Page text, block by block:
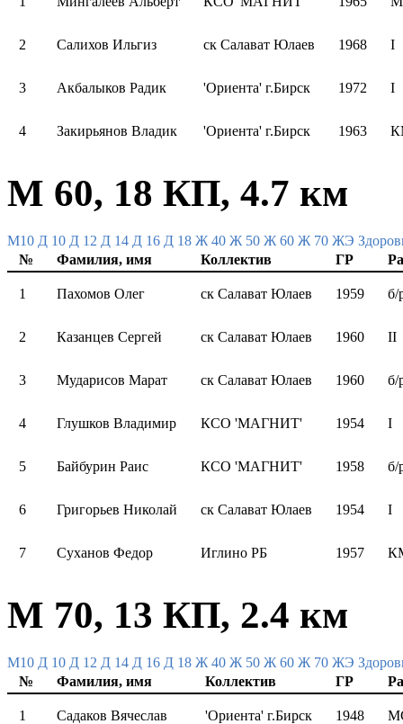
2 Салихов Ильгиз ск Салават Юлаев 1968 I
3 Акбалыков Радик 'Ориента' г.Бирск 1972 I
4 Закирьянов Владик 'Ориента' г.Бирск 1963
М 60, 18 КП, 4.7 км
M10 Д 10 Д 12 Д 14 Д 16 Д 18 Ж 40 Ж 50 Ж 60 Ж 70 ЖЭ
№
Фамилия, имя Коллектив ГР
1 Пахомов Олег ск Салават Юлаев 1959 б/
2 Казанцев Сергей ск Салават Юлаев 1960 II
3 Мударисов Марат ск Салават Юлаев 1960 б/
4 Глушков Владимир КСО 'МАГНИТ' 1954 I
5 Байбурин Раис КСО 'МАГНИТ' 1958 б/
6 Григорьев Николай ск Салават Юлаев 1954 I
7 Суханов Федор Иглино РБ 1957
М 70, 13 КП, 2.4 км
M10 Д 10 Д 12 Д 14 Д 16 Д 18 Ж 40 Ж 50 Ж 60 Ж 70 ЖЭ
№
Фамилия, имя Коллектив ГР
1 Садаков Вячеслав 'Ориента' г.Бирск 1948